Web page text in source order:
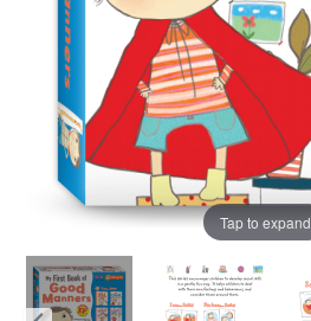
Tap to expand